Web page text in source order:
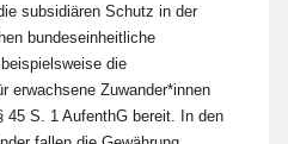
subsidiären Schutz in der
bundeseinheitliche
die
erwachsene Zuwander*innen
45 S. 1 AufenthG bereit. In den